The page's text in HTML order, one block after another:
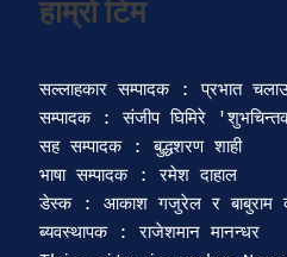
हाम्रो टिम
सल्लाहकार सम्पादक : प्रभात
सम्पादक : संजीप घिमिरे
सह सम्पादक : बुद्धशरण शाही
भाषा सम्पादक : रमेश दाहाल
डेस्क : आकाश गजुरेल र बाबुराम
ब्यवस्थापक : राजेशमान मानन्धर